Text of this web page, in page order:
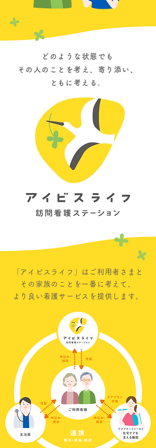
どのような状態でも
その人のことを考え、寄り添い、
​ともに考える。
「アイビスライフ」は ご利用者さまと
その家族のことを一番に考えて、
より良い看護サービスを提供します。